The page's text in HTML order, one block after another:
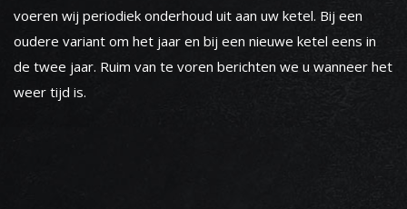
voeren wij periodiek onderhoud uit aan uw ketel. Bij een
oudere variant om het jaar en bij een nieuwe ketel eens in
de twee jaar. Ruim van te voren berichten we u wanneer het
weer tijd is.